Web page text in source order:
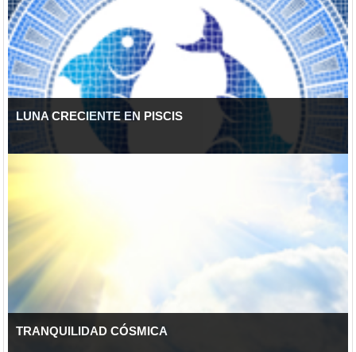
LUNA CRECIENTE EN PISCIS
TRANQUILIDAD CÓSMICA